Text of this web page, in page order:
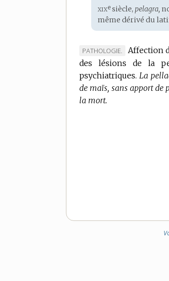
Étymologie
:
xixe siècle,pelagra,
même dérivé du
MARQUE
DE
DOMAINE
:
PATHOLOGIE.
Affection
des lésions de la
psychiatriques. La
de maïs, sans apport de
la mort.